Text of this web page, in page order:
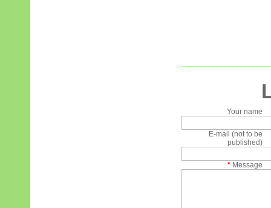
Your name
E-mail (not to be
published)
* Message